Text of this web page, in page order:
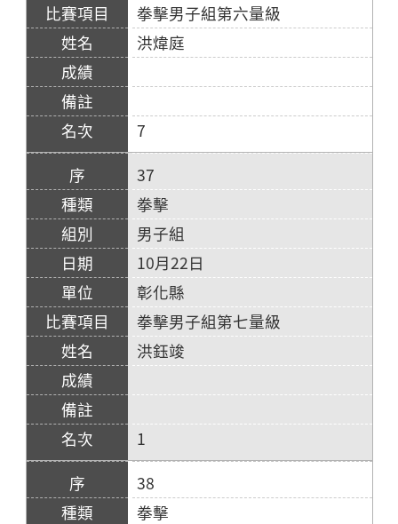
拳擊男子組第六量級
洪煒庭
7
37
拳擊
男子組
10月22日
彰化縣
拳擊男子組第七量級
洪鈺竣
1
38
拳擊